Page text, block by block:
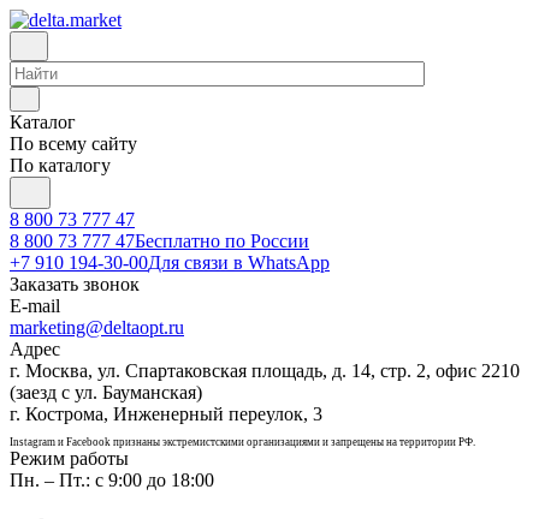
Каталог
По всему сайту
По каталогу
8 800 73 777 47
8 800 73 777 47Бесплатно по России
+7 910 194-30-00Для связи в WhatsApp
Заказать звонок
E-mail
marketing@deltaopt.ru
Адрес
г. Москва, ул. Спартаковская площадь, д. 14, стр. 2, офис 2210
(заезд с ул. Бауманская)
г. Кострома, Инженерный переулок, 3
Instagram и Facebook признаны экстремистскими организациями и запрещены на территории РФ.
Режим работы
Пн. – Пт.: с 9:00 до 18:00